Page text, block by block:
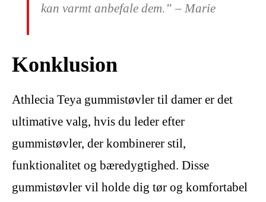
kan varmt anbefale dem.” – Marie
Konklusion
Athlecia Teya gummistøvler til damer er det
ultimative valg, hvis du leder efter
gummistøvler, der kombinerer stil,
funktionalitet og bæredygtighed. Disse
gummistøvler vil holde dig tør og komfortabel